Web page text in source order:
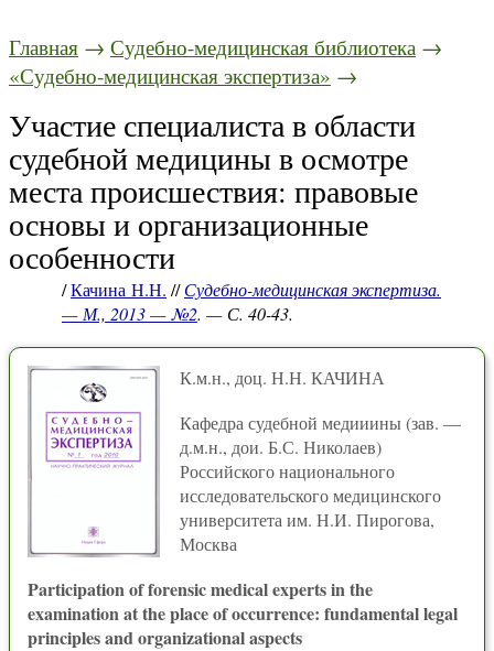
Главная → Судебно-медицинская библиотека →
«Судебно-медицинская экспертиза» →
Участие специалиста в области
судебной медицины в осмотре
места происшествия: правовые
основы и организационные
особенности
/Качина Н.Н. //Судебно-медицинская экспертиза.
— М., 2013 — №2. — С. 40-43.
К.м.н., доц. Н.Н. КАЧИНА
Кафедра судебной медииины (зав. —
д.м.н., дои. Б.С. Николаев)
Российского национального
исследовательского медицинского
университета им. Н.И. Пирогова,
Москва
Participation of forensic medical experts in the
examination at the place of occurrence: fundamental legal
principles and organizational aspects